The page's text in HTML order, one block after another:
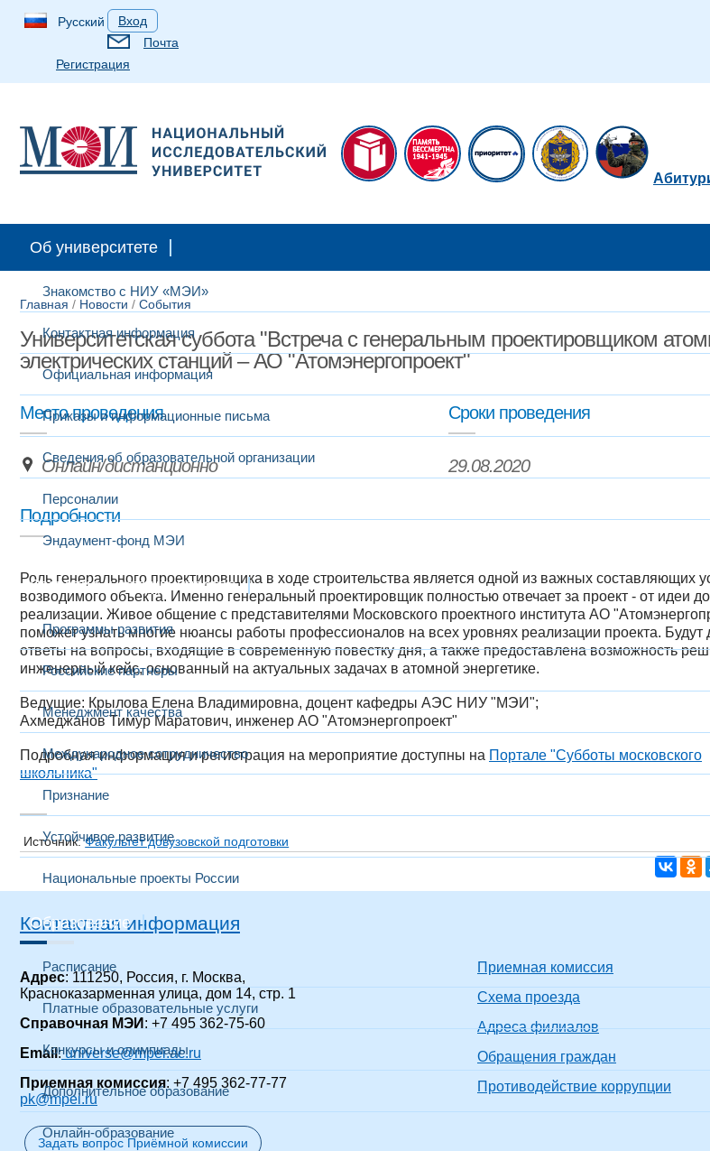
Русский
Вход
Почта
Регистрация
Об университете
Знакомство с НИУ «МЭИ»
Контактная информация
Официальная информация
Приказы и информационные письма
Сведения об образовательной организации
Персоналии
Эндаумент-фонд МЭИ
Развитие и сотрудничество
Программы развития
Российские партнеры
Менеджмент качества
Международное сотрудничество
Признание
Устойчивое развитие
Национальные проекты России
Образование
Расписание
Платные образовательные услуги
Конкурсы и олимпиады
Дополнительное образование
Онлайн-образование
Главная / Новости / События
Университетская суббота "Встреча с генеральным проектировщиком
электрических станций – АО "Атомэнергопроект"
Место проведения
Онлайн/дистанционно
Сроки проведения
29.08.2020
Подробности
Роль генерального проектировщика в ходе строительства является одной из важных составляющих
возводимого объекта. Именно генеральный проектировщик полностью отвечает за проект - от идеи
реализации. Живое общение с представителями Московского проектного института АО
поможет узнать многие нюансы работы профессионалов на всех уровнях реализации проекта. Будут
ответы на вопросы, входящие в современную повестку дня, а также предоставлена возможность
инженерный кейс, основанный на актуальных задачах в атомной энергетике.
Ведущие: Крылова Елена Владимировна, доцент кафедры АЭС НИУ "МЭИ";
Ахмеджанов Тимур Маратович, инженер АО "Атомэнергопроект"
Подробная информация и регистрация на мероприятие доступны на Портале "Субботы московского
школьника"​
Источник:Факультет довузовской подготовки
Контактная информация
Адрес: 111250, Россия, г. Москва,
Красноказарменная улица, дом 14, стр. 1
Справочная МЭИ : +7 495 362-75-60
Email:universe@mpei.ac.ru
Приемная комиссия: +7 495 362-77-77
pk@mpei.ru
Задать вопрос Приёмной комиссии
Приемная комиссия
Схема проезда
Адреса филиалов
Обращения граждан
Противодействие коррупции